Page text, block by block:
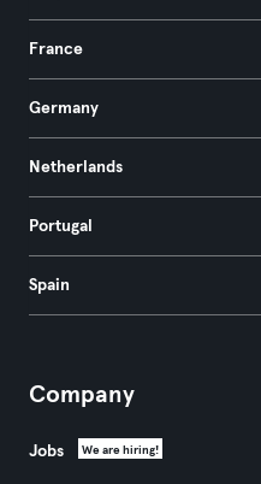
France
Germany
Netherlands
Portugal
Spain
Company
Jobs We are hiring!